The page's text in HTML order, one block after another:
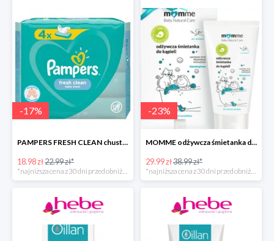
-17%
PAMPERS FRESH CLEAN chusteczki nawilżane
18.98 zł22.99 zł*
*najniższa cena z 30 dni przed obniżką
-23%
MOMME odżywcza śmietanka do kąpieli
29.99 zł38.99 zł*
*najniższa cena z 30 dni przed obniżką